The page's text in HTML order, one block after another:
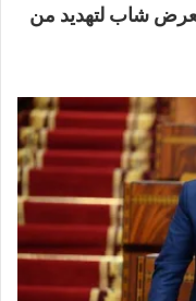
شاب لتهديد من